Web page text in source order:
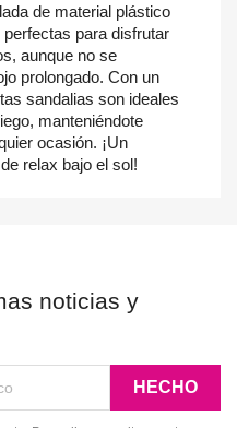
de material plástico
para disfrutar
aunque no se
prolongado. Con un
sandalias son ideales
manteniéndote
ocasión. ¡Un
relax bajo el sol!
noticias y